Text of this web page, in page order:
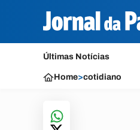
Últimas Notícias
Home>cotidiano